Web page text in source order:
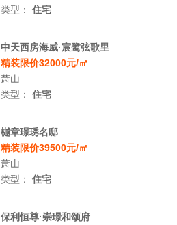
类型：住宅
中天西房海威·宸鹭弦歌里
精装限价32000元/㎡
萧山
类型：住宅
樾章璟琇名邸
精装限价39500元/㎡
萧山
类型：住宅
保利恒尊·崇璟和颂府